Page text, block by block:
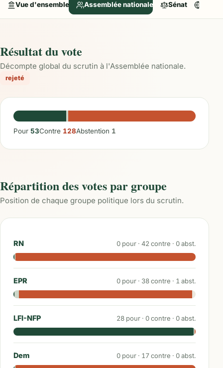
Vue d'ensemble Assemblée nationale Sénat
Résultat du vote
Décompte global du scrutin à l'Assemblée nationale.
rejeté
Pour 53Contre 128Abstention 1
Répartition des votes par groupe
Position de chaque groupe politique lors du scrutin.
RN 0 pour · 42 contre · 0abst.
EPR 0 pour · 38contre · 1 abst.
LFI-NFP 28 pour · 0contre · 0abst.
Dem 0 pour · 17contre · 0abst.